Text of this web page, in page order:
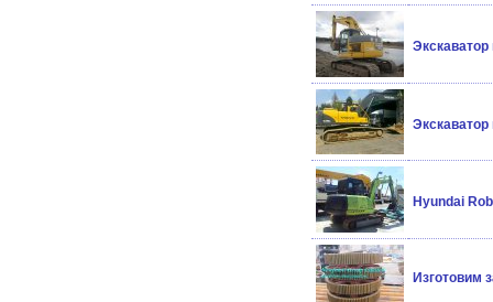
Экскаватор
Экскаватор
Hyundai
Изготовим